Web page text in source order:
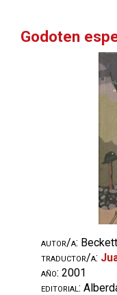
Godoten
autor/a:
traductor/a:
año: 2001
editorial: